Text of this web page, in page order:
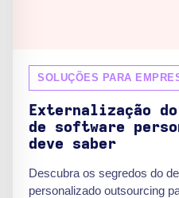
SOLUÇÕES PARA
Externalização
de software
deve saber
Descubra os segredos do
personalizado outsourcing